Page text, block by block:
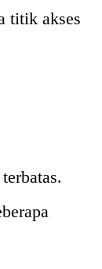
titik akses